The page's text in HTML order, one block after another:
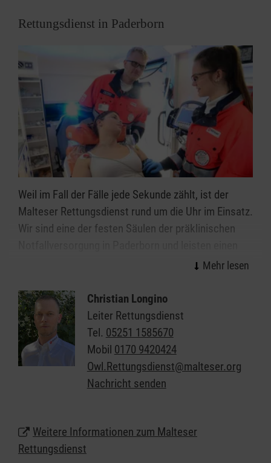
SKM - Kath. Verein für soziale Dienste in Paderborn
e.V., Kapellenstraße 6, 33102 Paderborn
Rettungsdienst in Paderborn
Weil im Fall der Fälle jede Sekunde zählt, ist der
Malteser Rettungsdienst rund um die Uhr im Einsatz.
Wir sind eine der festen Säulen der präklinischen
wichtigen Beitrag für eine optimale Versorgung von
Als einer der größten Arbeitgeber am Markt bieten
die Malteser attraktive Bedingungen für unsere
Mitarbeiterinnen und Mitarbeiter und vielfältige
Chancen für alle, die eine berufliche Perspektive im
Rettungsdienst suchen.
Dessauer Str. 14 b
33106 Paderborn
Christian Longino
Leiter Rettungsdienst
Tel. 05251 1585670
Mobil 0170 9420424
Owl.Rettungsdienst@malteser.org
Nachricht senden
Weitere Informationen zum Malteser
Rettungsdienst